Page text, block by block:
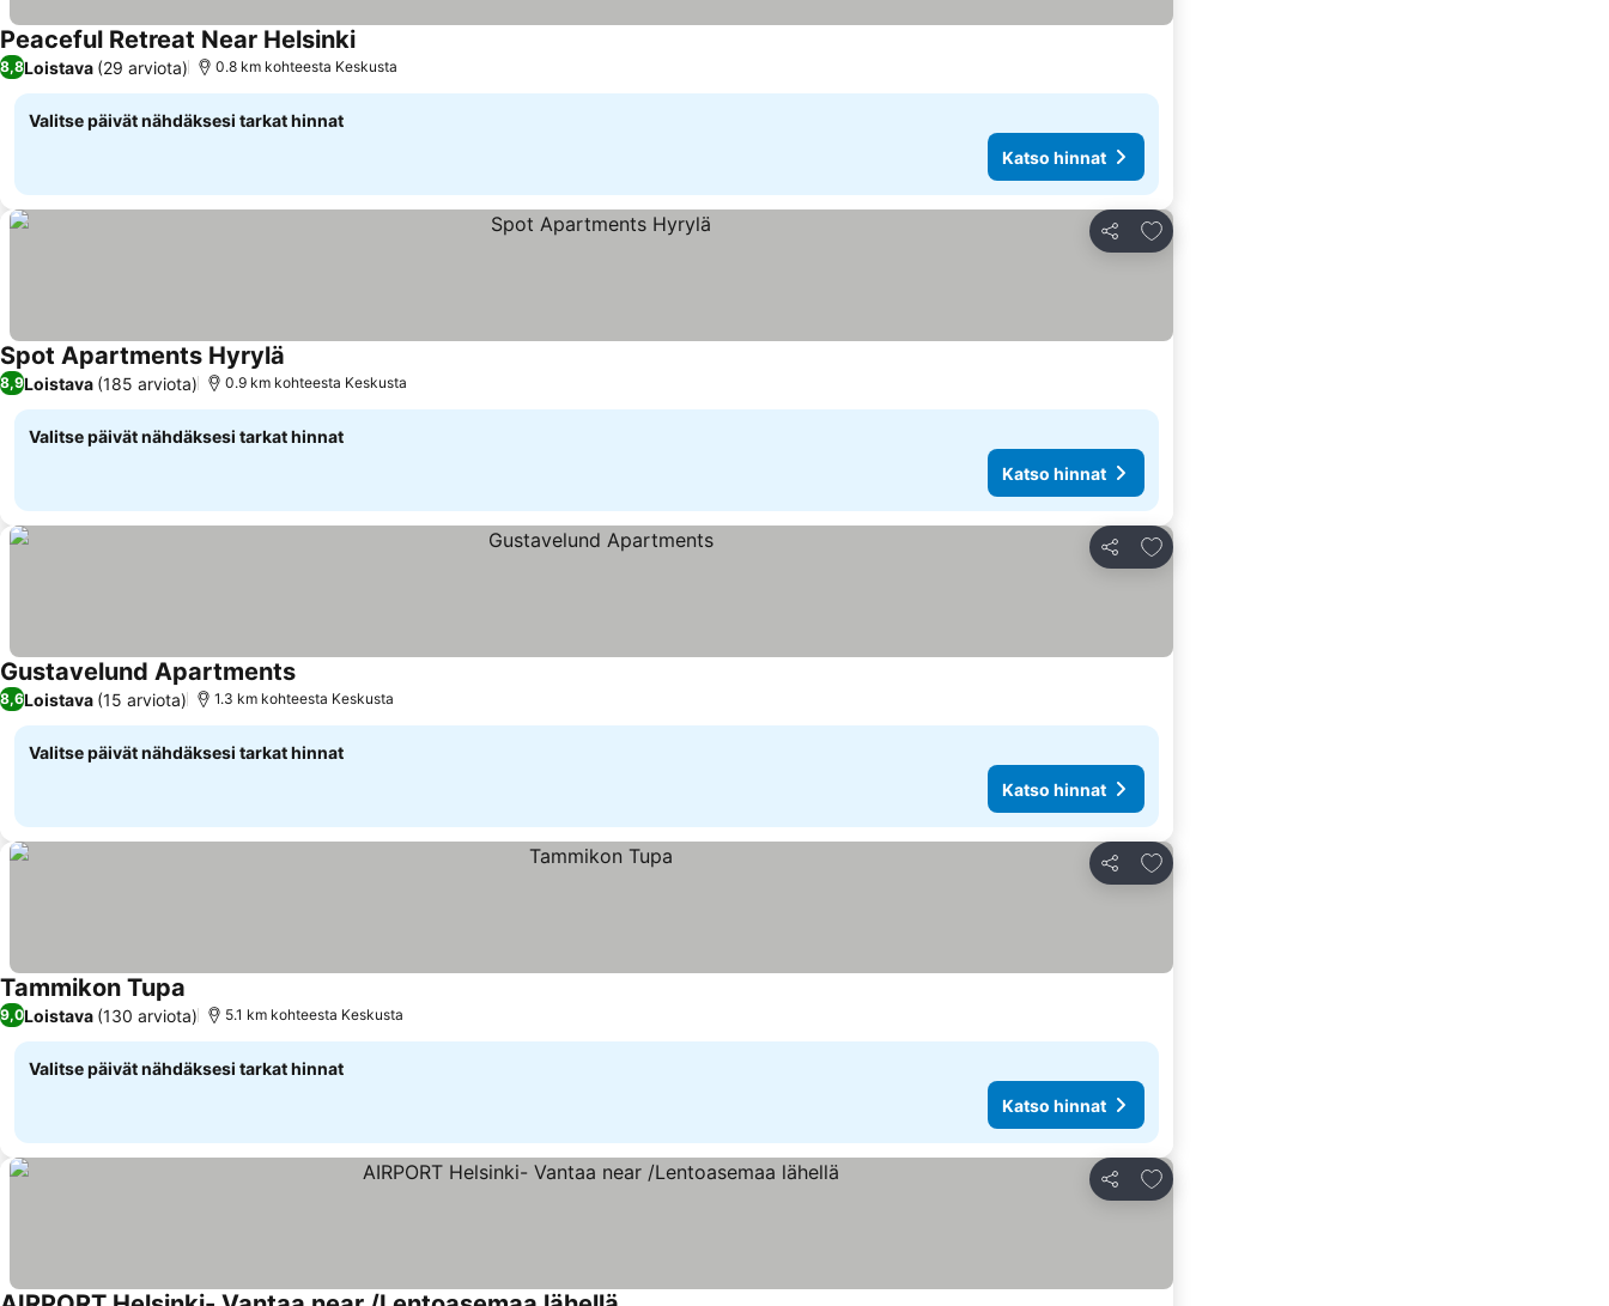
Peaceful Retreat Near HelsinkiKatso hinnat
8,8Loistava (29 arviota) 0.8 km kohteesta Keskusta
Valitse päivät nähdäksesi tarkat hinnat
Katso hinnat
Jaa
Lisää suosikkeihin
Spot Apartments Hyrylä
8,9Loistava (185 arviota) 0.9 km kohteesta Keskusta
Valitse päivät nähdäksesi tarkat hinnat
Katso hinnat
Jaa
Lisää suosikkeihin
Gustavelund ApartmentsKatso hinnat
8,6Loistava (15 arviota) 1.3 km kohteesta Keskusta
Valitse päivät nähdäksesi tarkat hinnat
Katso hinnat
Jaa
Lisää suosikkeihin
Tammikon Tupa Katso hinnat
9,0Loistava (130 arviota) 5.1 km kohteesta Keskusta
Valitse päivät nähdäksesi tarkat hinnat
Katso hinnat
Jaa
Lisää suosikkeihin